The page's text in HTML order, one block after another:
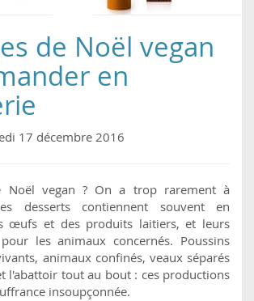
de Noël vegan
en
17 décembre 2016
Noël vegan ? On a trop rarement à
desserts contiennent souvent en
œufs et des produits laitiers, et leurs
pour les animaux concernés. Poussins
animaux confinés, veaux séparés
l'abattoir tout au bout : ces productions
insoupçonnée.